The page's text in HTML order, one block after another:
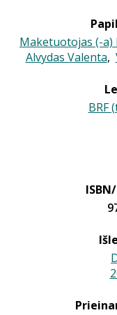
Maketuotojas (-a)
Alvydas Valenta,
BRF